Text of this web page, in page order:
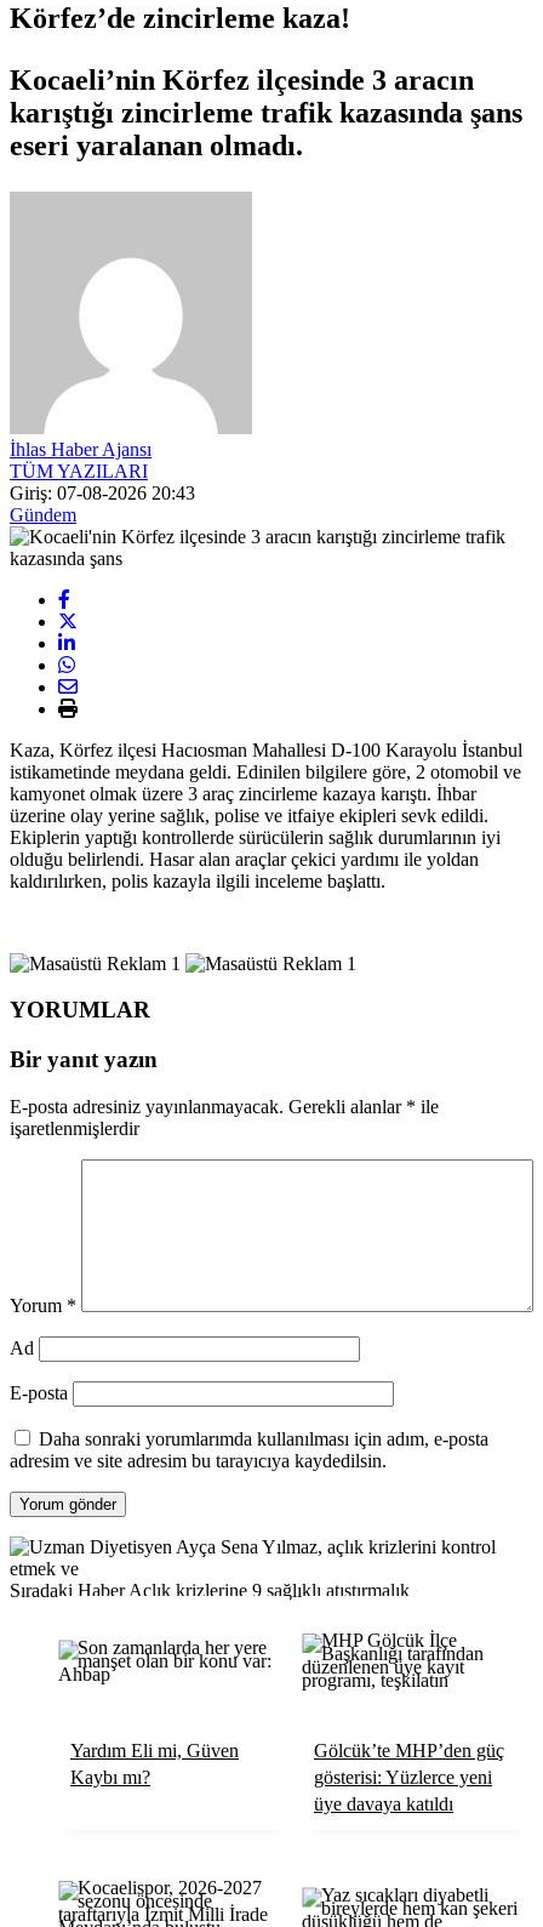
Körfez’de zincirleme kaza!
Kocaeli’nin Körfez ilçesinde 3 aracın
karıştığı zincirleme trafik kazasında şans
eseri yaralanan olmadı.
İhlas Haber Ajansı
TÜM YAZILARI
Giriş: 07-08-2026 20:43
Gündem
Kaza, Körfez ilçesi Hacıosman Mahallesi D-100 Karayolu İstanbul
istikametinde meydana geldi. Edinilen bilgilere göre, 2 otomobil ve
kamyonet olmak üzere 3 araç zincirleme kazaya karıştı. İhbar
üzerine olay yerine sağlık, polise ve itfaiye ekipleri sevk edildi.
Ekiplerin yaptığı kontrollerde sürücülerin sağlık durumlarının iyi
olduğu belirlendi. Hasar alan araçlar çekici yardımı ile yoldan
kaldırılırken, polis kazayla ilgili inceleme başlattı.
YORUMLAR
Bir yanıt yazın
E-posta adresiniz yayınlanmayacak. Gerekli alanlar * ile
işaretlenmişlerdir
Yorum *
Ad
E-posta
Daha sonraki yorumlarımda kullanılması için adım, e-posta
adresim ve site adresim bu tarayıcıya kaydedilsin.
Sıradaki Haber Açlık krizlerine 9 sağlıklı atıştırmalık
Yardım Eli mi, Güven
Kaybı mı?
Gölcük’te MHP’den güç
gösterisi: Yüzlerce yeni
üye davaya katıldı